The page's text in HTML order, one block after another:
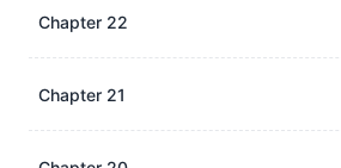
Chapter 22
Chapter 21